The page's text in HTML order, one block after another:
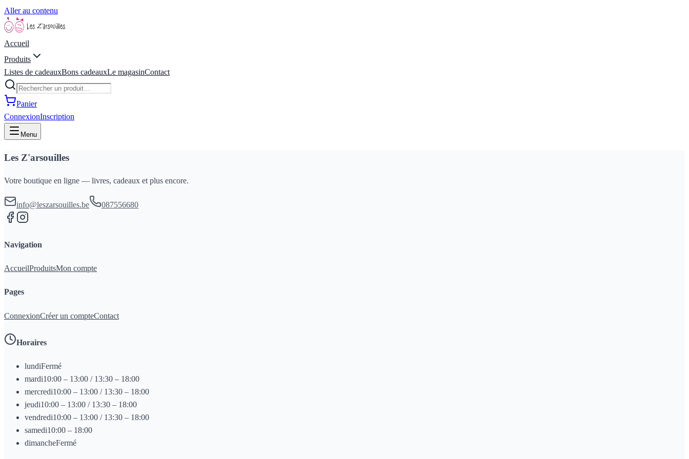
Aller au contenu
Accueil
Produits
Listes de cadeauxBons cadeauxLe magasinContact
Panier
ConnexionInscription
Menu
Les Z'arsouilles
Votre boutique en ligne — livres, cadeaux et plus encore.
info@leszarsouilles.be 087556680
Navigation
AccueilProduitsMon compte
Pages
ConnexionCréer un compteContact
Horaires
lundiFermé
mardi10:00 – 13:00 / 13:30 – 18:00
mercredi10:00 – 13:00 / 13:30 – 18:00
jeudi10:00 – 13:00 / 13:30 – 18:00
vendredi10:00 – 13:00 / 13:30 – 18:00
samedi10:00 – 18:00
dimancheFermé